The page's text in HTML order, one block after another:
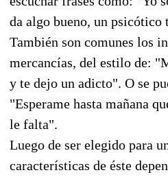
da algo bueno, un
También son comunes los
mercancías, del estilo de:
y te dejo un adicto". O se
"Esperame hasta mañana
le falta".
Luego de ser elegido para
características de éste